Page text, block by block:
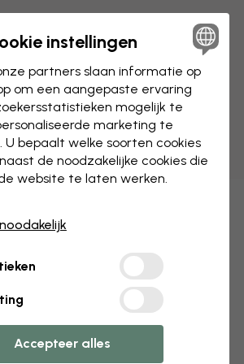
instellingen
partners slaan informatie op
om een aangepaste ervaring
mogelijk te
marketing te
U bepaalt welke soorten cookies
de noodzakelijke cookies die
website te laten werken.
Accepteer alles